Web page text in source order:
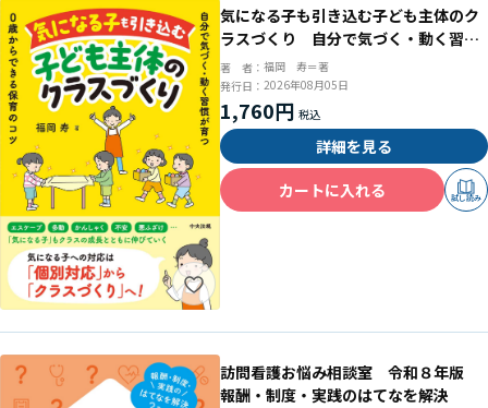
気になる子も引き込む子ども主体のク
ラスづくり 自分で気づく・動く習慣
が育つ ０歳からできる保育のコツ
著 者： 福岡 寿＝著
発行日： 2026年08月05日
1,760円
詳細を見る
カートに入れる
試し読み
訪問看護お悩み相談室 令和８年版
報酬・制度・実践のはてなを解決